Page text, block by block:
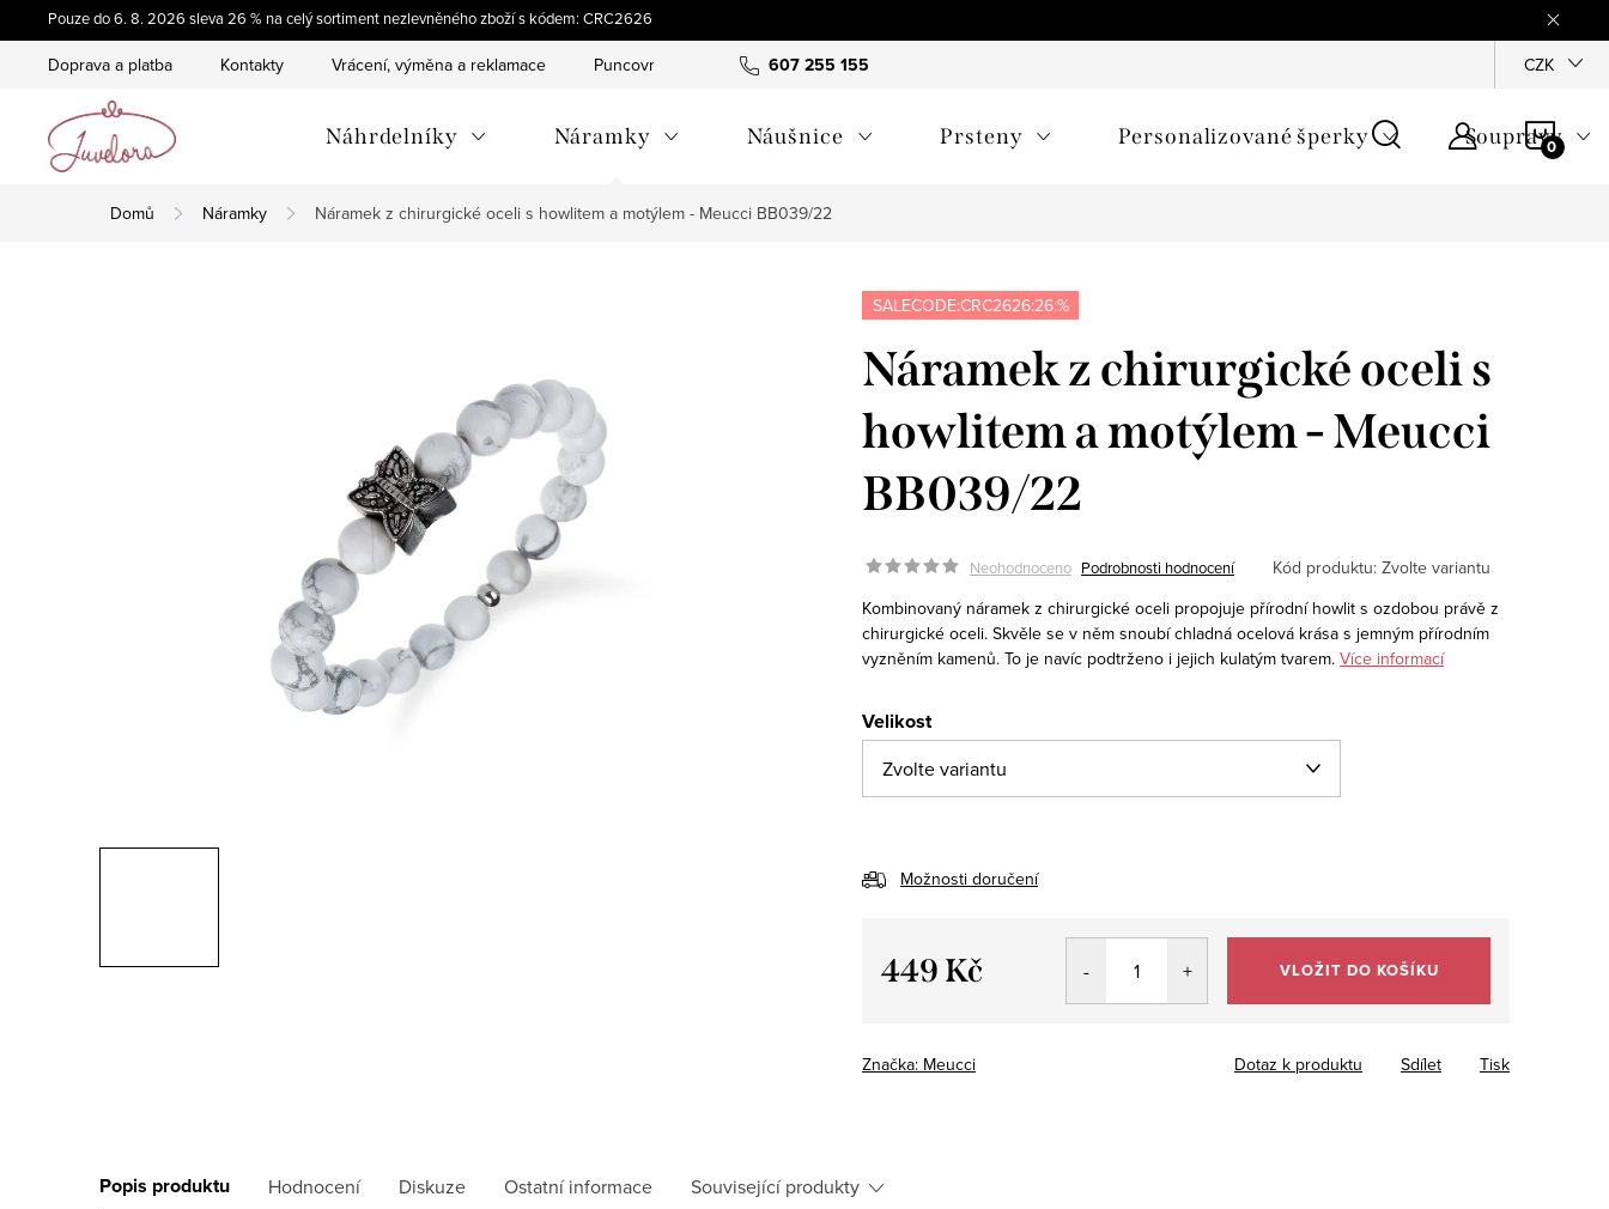
na
Pouze do 6. 8. 2026 sleva 26 % na celý sortiment nezlevněného zboží s kódem: CRC2626
607 255 155
Doprava a platba Kontakty Vrácení, výměna a reklamace Puncovní značky Hodnocení obchodu Jak
CZK
Náhrdelníky Náramky Náušnice Prsteny Personalizované šperky Soupravy
Domů Náramky Náramek z chirurgické oceli s howlitem a motýlem - Meucci BB039/22
SALECODE:CRC2626:26:%
Náramek z chirurgické oceli s
howlitem a motýlem - Meucci
BB039/22
Neohodnoceno Podrobnosti hodnocení Kód produktu: Zvolte variantu
Kombinovaný náramek z chirurgické oceli propojuje přírodní howlit s ozdobou právě z
chirurgické oceli. Skvěle se v něm snoubí chladná ocelová krása s jemným přírodním
vyzněním kamenů. To je navíc podtrženo i jejich kulatým tvarem. Více informací
Velikost
Možnosti doručení
449 Kč VLOŽIT DO KOŠÍKU
Značka: Meucci Tisk
Dotaz k produktu Sdílet
Popis produktu Hodnocení Diskuze Ostatní informace Související produkty